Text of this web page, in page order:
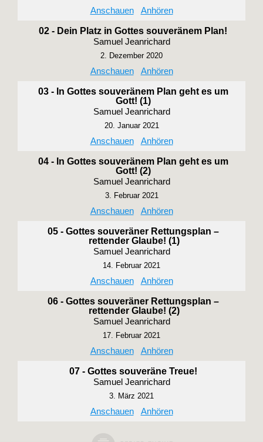
Anschauen Anhören
02 - Dein Platz in Gottes souveränem Plan!
Samuel Jeanrichard
2. Dezember 2020
Anschauen Anhören
03 - In Gottes souveränem Plan geht es um
Gott! (1)
Samuel Jeanrichard
20. Januar 2021
Anschauen Anhören
04 - In Gottes souveränem Plan geht es um
Gott! (2)
Samuel Jeanrichard
3. Februar 2021
Anschauen Anhören
05 - Gottes souveräner Rettungsplan –
rettender Glaube! (1)
Samuel Jeanrichard
14. Februar 2021
Anschauen Anhören
06 - Gottes souveräner Rettungsplan –
rettender Glaube! (2)
Samuel Jeanrichard
17. Februar 2021
Anschauen Anhören
07 - Gottes souveräne Treue!
Samuel Jeanrichard
3. März 2021
Anschauen Anhören